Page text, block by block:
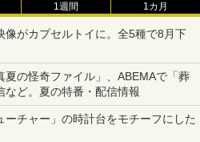
1週間 1カ月
像がカプセルトイに。全5種で8月下
夏の怪奇ファイル」、ABEMAで「葬
など。夏の特番・配信情報
ーチャー」の時計台をモチーフにした